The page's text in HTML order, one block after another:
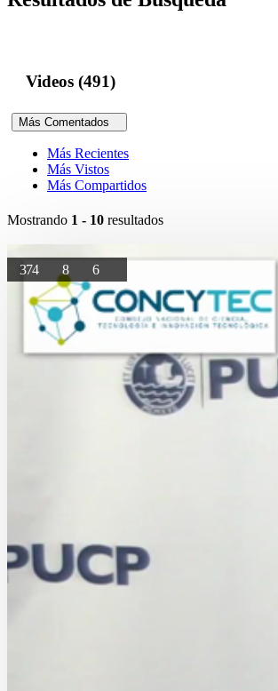
Videos (491)
Más Comentados
Más Recientes
Más Vistos
Más Compartidos
Mostrando 1 - 10 resultados
374 8 6